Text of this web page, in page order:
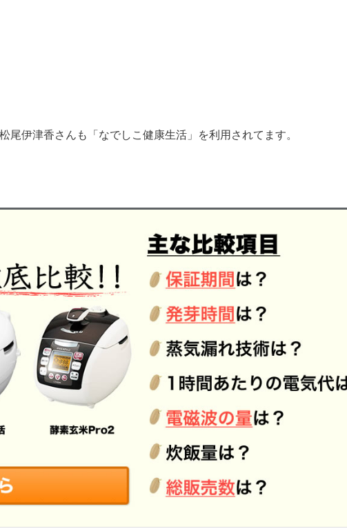
尾伊津香さんも「なでしこ健康生活」を利用されてます。